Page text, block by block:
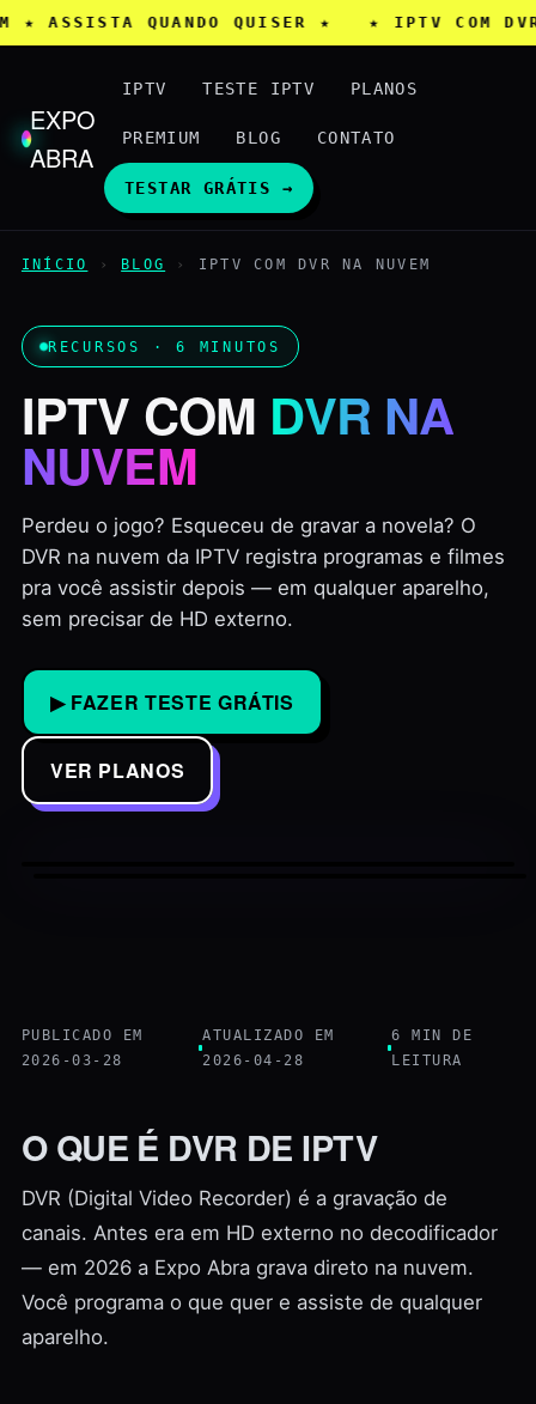
★ ASSISTA QUANDO QUISER ★ ★ IPTV COM
EXPO
ABRA
IPTV TESTE IPTV PLANOS
PREMIUM BLOG CONTATO
TESTAR GRÁTIS →
INÍCIO › BLOG › IPTV COM DVR NA NUVEM
RECURSOS · 6 MINUTOS
IPTV COM DVR NA
NUVEM
Perdeu o jogo? Esqueceu de gravar a novela? O
DVR na nuvem da IPTV registra programas e filmes
pra você assistir depois — em qualquer aparelho,
sem precisar de HD externo.
▶ FAZER TESTE GRÁTIS
VER PLANOS
PUBLICADO EM
2026-03-28
ATUALIZADO EM
2026-04-28
6 MIN DE
LEITURA
O QUE É DVR DE IPTV
DVR (Digital Video Recorder) é a gravação de
canais. Antes era em HD externo no decodificador
— em 2026 a Expo Abra grava direto na nuvem.
Você programa o que quer e assiste de qualquer
aparelho.